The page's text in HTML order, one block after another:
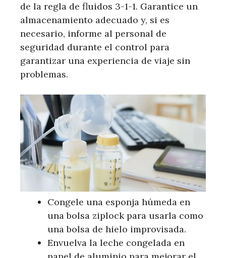
de la regla de fluidos 3-1-1. Garantice un
almacenamiento adecuado y, si es
necesario, informe al personal de
seguridad durante el control para
garantizar una experiencia de viaje sin
problemas.
Congele una esponja húmeda en
una bolsa ziplock para usarla como
una bolsa de hielo improvisada.
Envuelva la leche congelada en